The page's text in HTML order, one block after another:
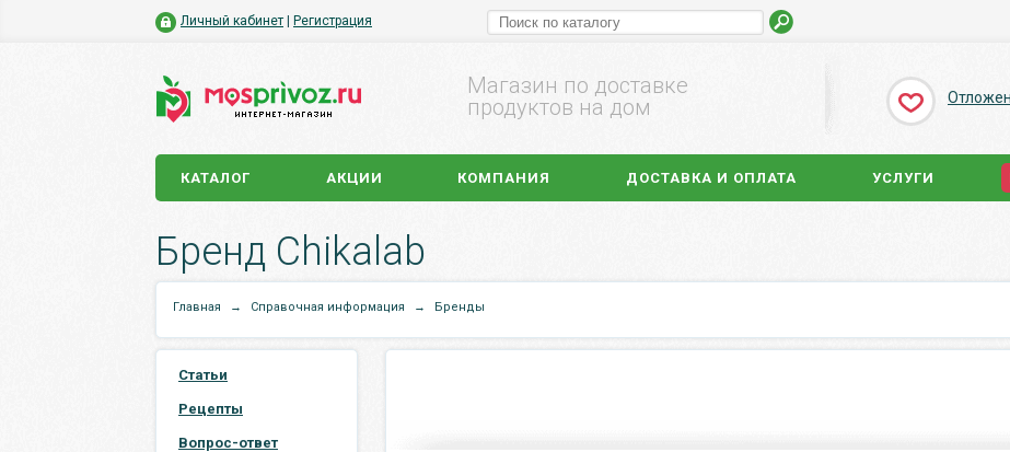
Личный кабинет Регистрация
Магазин по доставке
продуктов на дом
КАТАЛОГ АКЦИИ КОМПАНИЯ ДОСТАВКА И ОПЛАТА УСЛУГИ
Бренд Chikalab
Главная → Справочная информация → Бренды
Статьи
Рецепты
Вопрос-ответ